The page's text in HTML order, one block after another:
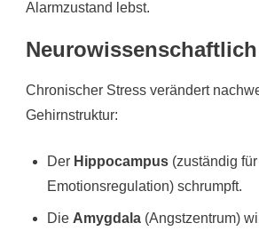
Alarmzustand lebst.
Chronischer Stress verändert
Gehirnstruktur:
Der Hippocampus (zuständig
Emotionsregulation) schrumpft.
Die Amygdala (Angstzentrum)